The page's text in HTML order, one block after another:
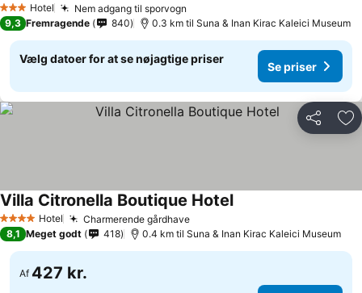
3 StjernerHotel Nem adgang til sporvogn
9,3 Fremragende 840 0.3 km til Suna & Inan Kirac Kaleici Museum
Vælg datoer for at se nøjagtige priser
Se priser
Del
4 StjernerHotel Charmerende gårdhave
Villa Citronella Boutique Hotel
8,1 Meget godt 418 0.4 km til Suna & Inan Kirac Kaleici Museum
Af 427 kr.